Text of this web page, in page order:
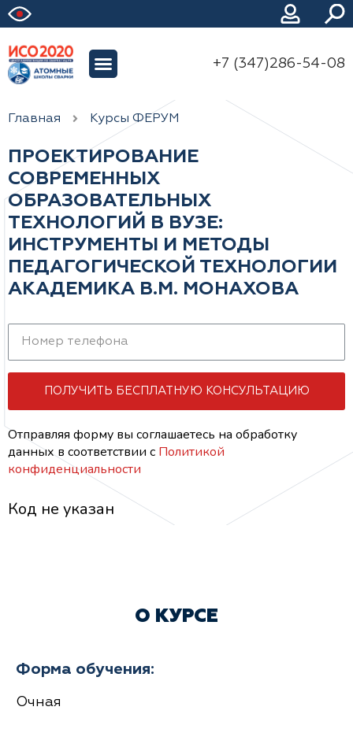
+7 (347)286-54-08
Главная Курсы ФЕРУМ
ПРОЕКТИРОВАНИЕ
СОВРЕМЕННЫХ
ОБРАЗОВАТЕЛЬНЫХ
ТЕХНОЛОГИЙ В ВУЗЕ:
ИНСТРУМЕНТЫ И МЕТОДЫ
ПЕДАГОГИЧЕСКОЙ ТЕХНОЛОГИИ
АКАДЕМИКА В.М. МОНАХОВА
ПОЛУЧИТЬ БЕСПЛАТНУЮ КОНСУЛЬТАЦИЮ
Отправляя форму вы соглашаетесь на обработку
данныхв соответствии с Политикой
конфиденциальности
Код не указан
О КУРСЕ
Форма обучения:
Очная